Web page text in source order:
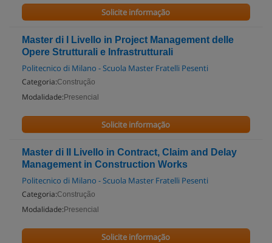
Solicite informação
Master di I Livello in Project Management delle
Opere Strutturali e Infrastrutturali
Politecnico di Milano - Scuola Master Fratelli Pesenti
Categoria:Construção
Modalidade: Presencial
Solicite informação
Master di II Livello in Contract, Claim and Delay
Management in Construction Works
Politecnico di Milano - Scuola Master Fratelli Pesenti
Categoria:Construção
Modalidade: Presencial
Solicite informação